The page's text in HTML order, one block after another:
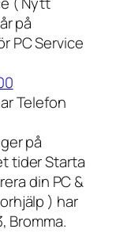
på
PC Service
Telefon
på
tider Starta
din PC &
) har
Bromma.